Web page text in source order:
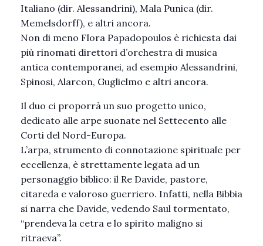
Italiano (dir. Alessandrini), Mala Punica (dir.
Memelsdorff), e altri ancora.
Non di meno Flora Papadopoulos è richiesta dai
più rinomati direttori d’orchestra di musica
antica contemporanei, ad esempio Alessandrini,
Spinosi, Alarcon, Guglielmo e altri ancora.
Il duo ci proporrà un suo progetto unico,
dedicato alle arpe suonate nel Settecento alle
Corti del Nord-Europa.
L’arpa, strumento di connotazione spirituale per
eccellenza, è strettamente legata ad un
personaggio biblico: il Re Davide, pastore,
citareda e valoroso guerriero. Infatti, nella Bibbia
si narra che Davide, vedendo Saul tormentato,
“prendeva la cetra e lo spirito maligno si
ritraeva”.